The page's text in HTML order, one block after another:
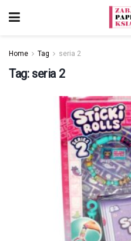
Home Tag seria 2
Tag: seria 2